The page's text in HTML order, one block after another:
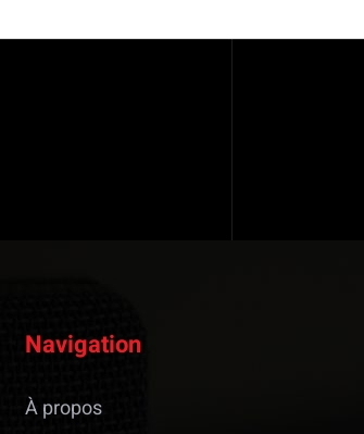
Navigation
À propos